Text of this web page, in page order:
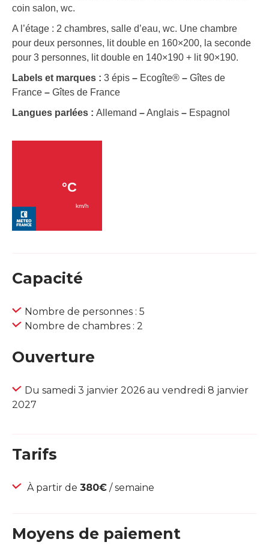
coin salon, wc.
A l’étage : 2 chambres, salle d’eau, wc. Une chambre
pour deux personnes, lit double en 160×200, la seconde
pour 3 personnes, lit double en 140×190 + lit 90×190.
Labels et marques : 3 épis – Ecogîte® – Gîtes de
France – Gîtes de France
Langues parlées : Allemand –Anglais – Espagnol
Capacité
Nombre de personnes : 5
Nombre de chambres : 2
Ouverture
Du samedi 3 janvier 2026 au vendredi 8 janvier
2027
Tarifs
À partir de 380€ / semaine
Moyens de paiement